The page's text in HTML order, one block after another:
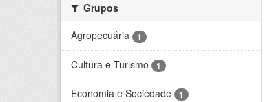
Grupos
Agropecuária
1
Cultura e Turismo 1
Economia e Sociedade 1